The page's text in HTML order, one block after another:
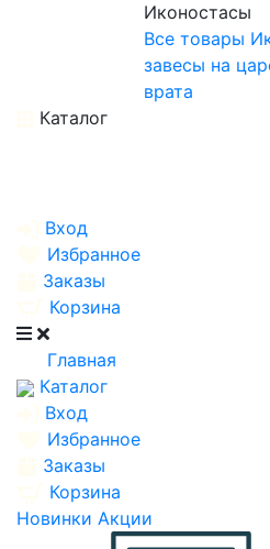
Иконостасы
Все товары
завесы на
врата
Каталог
Вход
Избранное
Заказы
Корзина
Главная
Каталог
Вход
Избранное
Заказы
Корзина
Новинки Акции